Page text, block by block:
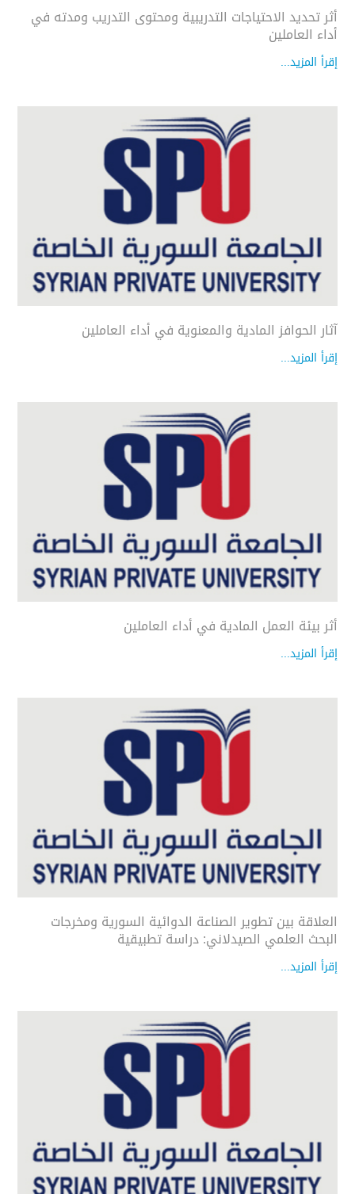
أثر تحديد الاحتياجات التدريبية ومحتوى التدريب ومدته في
أداء العاملين
إقرأ المزيد...
آثار الحوافز المادية والمعنوية في أداء العاملين
إقرأ المزيد...
أثر بيئة العمل المادية في أداء العاملين
إقرأ المزيد...
العلاقة بين تطوير الصناعة الدوائية السورية ومخرجات
البحث العلمي الصيدلاني: دراسة تطبيقية
إقرأ المزيد...